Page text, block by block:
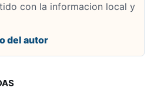
con la informacion local y
del autor